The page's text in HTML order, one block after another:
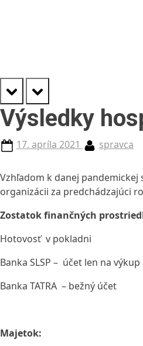
prev next
Výsledky
Posted
17. apríla 2021 By
spravca
Vzhľadom k danej
organizácii za predchádzajúci
Zostatok finančných
Hotovosť
Banka SLSP – účet
Banka
Majetok: